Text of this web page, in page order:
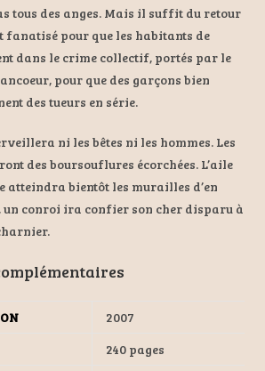
tous des anges. Mais il suffit du retour
fanatisé pour que les habitants de
dans le crime collectif, portés par le
pour que des garçons bien
des tueurs en série.
ni les bêtes ni les hommes. Les
des boursouflures écorchées. L’aile
atteindra bientôt les murailles d’en
un conroi ira confier son cher disparu à
2007
240 pages